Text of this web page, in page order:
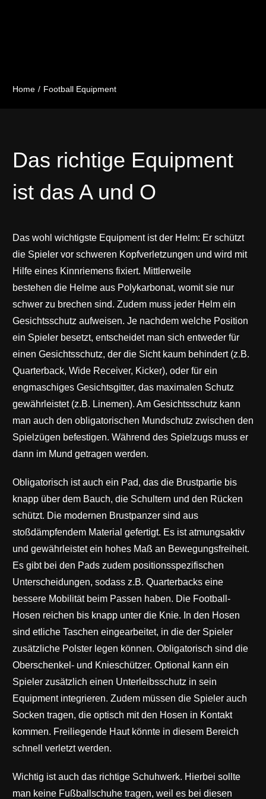
Home Football Equipment
Das richtige Equipment
ist das A und O
Das wohl wichtigste Equipment ist der Helm: Er schützt
die Spieler vor schweren Kopfverletzungen und wird mit
Hilfe eines Kinnriemens fixiert. Mittlerweile
bestehen die Helme aus Polykarbonat, womit sie nur
schwer zu brechen sind. Zudem muss jeder Helm ein
Gesichtsschutz aufweisen. Je nachdem welche Position
ein Spieler besetzt, entscheidet man sich entweder für
einen Gesichtsschutz, der die Sicht kaum behindert (z.B.
Quarterback, Wide Receiver, Kicker), oder für ein
engmaschiges Gesichtsgitter, das maximalen Schutz
gewährleistet (z.B. Linemen). Am Gesichtsschutz kann
man auch den obligatorischen Mundschutz zwischen den
Spielzügen befestigen. Während des Spielzugs muss er
dann im Mund getragen werden.
Obligatorisch ist auch ein Pad, das die Brustpartie bis
knapp über dem Bauch, die Schultern und den Rücken
schützt. Die modernen Brustpanzer sind aus
stoßdämpfendem Material gefertigt. Es ist atmungsaktiv
und gewährleistet ein hohes Maß an Bewegungsfreiheit.
Es gibt bei den Pads zudem positionsspezifischen
Unterscheidungen, sodass z.B. Quarterbacks eine
bessere Mobilität beim Passen haben. Die Football-
Hosen reichen bis knapp unter die Knie. In den Hosen
sind etliche Taschen eingearbeitet, in die der Spieler
zusätzliche Polster legen können. Obligatorisch sind die
Oberschenkel- und Knieschützer. Optional kann ein
Spieler zusätzlich einen Unterleibsschutz in sein
Equipment integrieren. Zudem müssen die Spieler auch
Socken tragen, die optisch mit den Hosen in Kontakt
kommen. Freiliegende Haut könnte in diesem Bereich
schnell verletzt werden.
Wichtig ist auch das richtige Schuhwerk. Hierbei sollte
man keine Fußballschuhe tragen, weil es bei diesen